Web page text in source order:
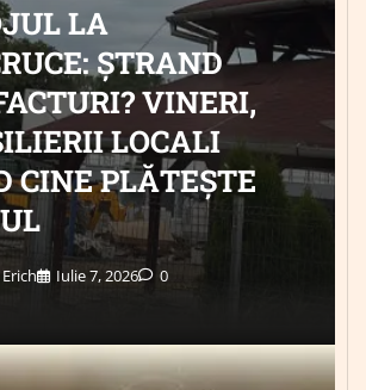
LA
ȘTRAND
VINERI,
LOCALI
CINE PLĂTEȘTE
Iulie 7, 2026 0